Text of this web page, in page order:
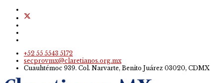
+52 55 5543 5172
secprovmx@claretianos.org.mx
Cuauhtémoc 939. Col. Narvarte, Benito Juárez 03020, CDMX